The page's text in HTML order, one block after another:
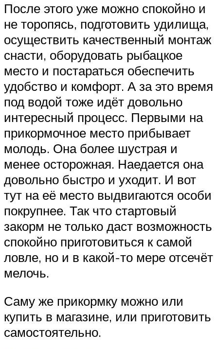
После этого уже можно спокойно и
не торопясь, подготовить удилища,
осуществить качественный монтаж
снасти, оборудовать рыбацкое
место и постараться обеспечить
удобство и комфорт. А за это время
под водой тоже идёт довольно
интересный процесс. Первыми на
прикормочное место прибывает
молодь. Она более шустрая и
менее осторожная. Наедается она
довольно быстро и уходит. И вот
тут на её место выдвигаются особи
покрупнее. Так что стартовый
закорм не только даст возможность
спокойно приготовиться к самой
ловле, но и в какой-то мере отсечёт
мелочь.
Саму же прикормку можно или
купить в магазине, или приготовить
самостоятельно.